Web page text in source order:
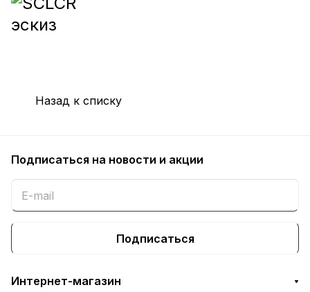
Назад к списку
Подписаться на новости и акции
Подписаться
Интернет-магазин